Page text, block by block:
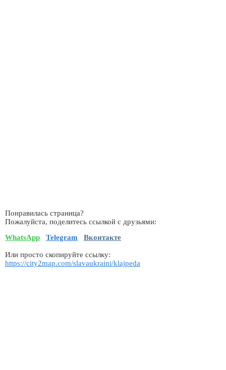
Понравилась страница?
Пожалуйста, поделитесь ссылкой с друзьями:
WhatsApp
Telegram Вконтакте
Или просто скопируйте ссылку:
https://city2map.com/slavaukraini/klajpeda